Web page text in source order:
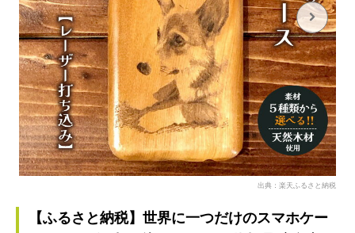
出典：楽天ふるさと納税
【ふるさと納税】世界に一つだけのスマホケー